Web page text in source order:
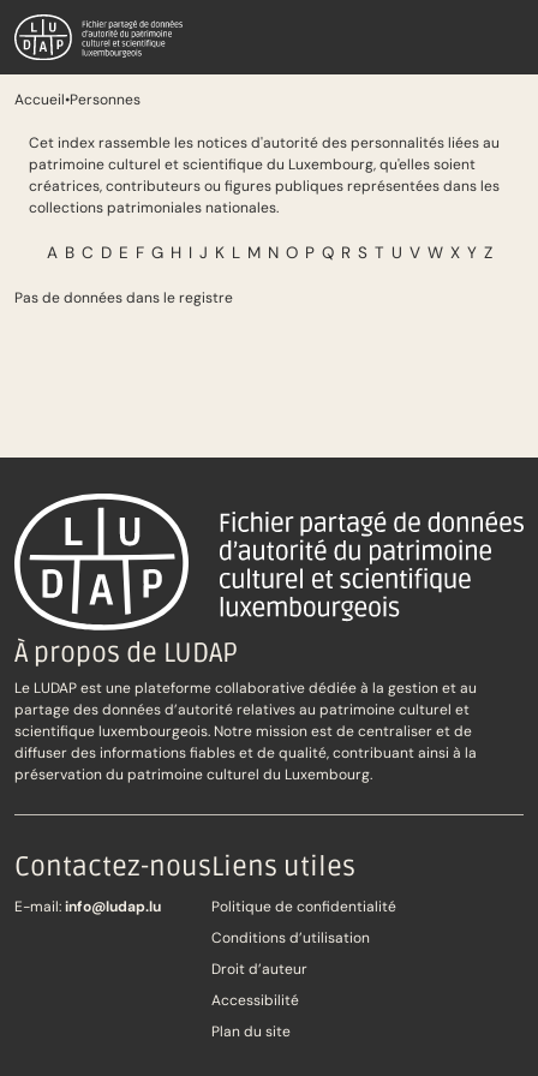
Aller à la recherche
Personnes
Accueil•Personnes
Cet index rassemble les notices d'autorité des personnalités liées au
patrimoine culturel et scientifique du Luxembourg, qu'elles soient
créatrices, contributeurs ou figures publiques représentées dans les
collections patrimoniales nationales.
Résultats
A B C D E F G H I J K L M N O P Q R S T U V W X Y Z
Pas de données dans le registre
Pied de page
À propos de LUDAP
Le LUDAP est une plateforme collaborative dédiée à la gestion et au
partage des données d’autorité relatives au patrimoine culturel et
scientifique luxembourgeois. Notre mission est de centraliser et de
diffuser des informations fiables et de qualité, contribuant ainsi à la
préservation du patrimoine culturel du Luxembourg.
Contactez-nous
E-mail:info@ludap.lu
Liens utiles
Politique de confidentialité
Conditions d’utilisation
Droit d’auteur
Accessibilité
Plan du site